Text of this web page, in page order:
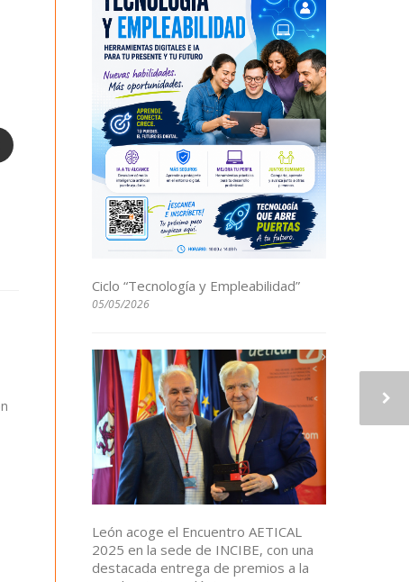
Ciclo “Tecnología y Empleabilidad”
05/05/2026
León acoge el Encuentro AETICAL
2025 en la sede de INCIBE, con una
destacada entrega de premios a la